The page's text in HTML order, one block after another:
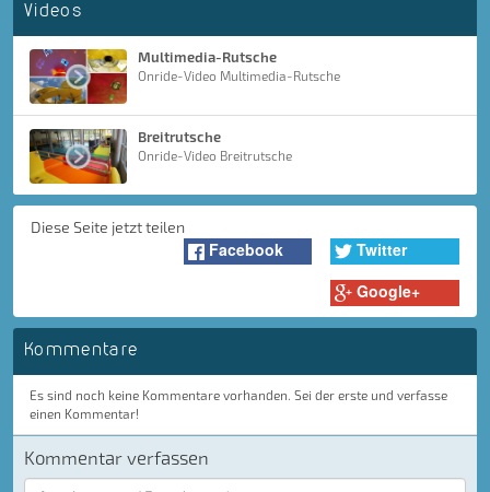
Videos
Multimedia-Rutsche
Onride-Video Multimedia-Rutsche
Breitrutsche
Onride-Video Breitrutsche
Diese Seite jetzt teilen
Facebook
Twitter
Google+
Kommentare
Es sind noch keine Kommentare vorhanden. Sei der erste und verfasse
einen Kommentar!
Kommentar verfassen